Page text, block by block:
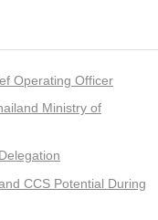
Operating Officer
Ministry of
CCS Potential During